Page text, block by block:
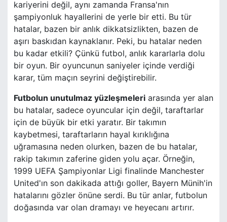
kariyerini değil, aynı zamanda Fransa'nın
şampiyonluk hayallerini de yerle bir etti. Bu tür
hatalar, bazen bir anlık dikkatsizlikten, bazen de
aşırı baskıdan kaynaklanır. Peki, bu hatalar neden
bu kadar etkili? Çünkü futbol, anlık kararlarla dolu
bir oyun. Bir oyuncunun saniyeler içinde verdiği
karar, tüm maçın seyrini değiştirebilir.
Futbolun unutulmaz yüzleşmeleri arasında yer alan
bu hatalar, sadece oyuncular için değil, taraftarlar
için de büyük bir etki yaratır. Bir takımın
kaybetmesi, taraftarların hayal kırıklığına
uğramasına neden olurken, bazen de bu hatalar,
rakip takımın zaferine giden yolu açar. Örneğin,
1999 UEFA Şampiyonlar Ligi finalinde Manchester
United'ın son dakikada attığı goller, Bayern Münih'in
hatalarını gözler önüne serdi. Bu tür anlar, futbolun
doğasında var olan dramayı ve heyecanı artırır.